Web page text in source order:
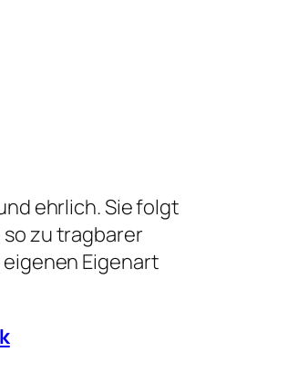
ehrlich. Sie folgt
so zu tragbarer
Eigenart